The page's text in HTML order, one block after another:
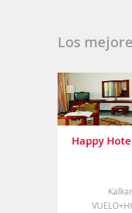
Los
Happy